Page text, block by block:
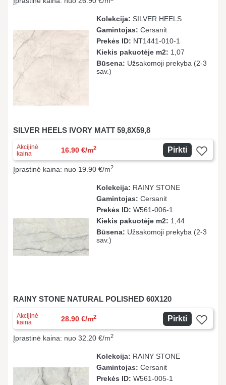
Kolekcija: SILVER HEELS
Gamintojas: Cersanit
Prekės ID: NT1441-010-1
Kiekis pakuotėje m2: 1,07
Būsena: Užsakomoji prekyba (2-3
sav.)
SILVER HEELS IVORY MATT 59,8X59,8
Akcijinė
kaina
16.90 €/m2 Pirkti
Įprastinė kaina: nuo 19.90 €/m2
Kolekcija: RAINY STONE
Gamintojas: Cersanit
Prekės ID: W561-006-1
Kiekis pakuotėje m2: 1,44
Būsena: Užsakomoji prekyba (2-3
sav.)
RAINY STONE NATURAL POLISHED 60X120
Akcijinė
kaina
28.90 €/m2 Pirkti
Įprastinė kaina: nuo 32.20 €/m2
Kolekcija: RAINY STONE
Gamintojas: Cersanit
Prekės ID: W561-005-1